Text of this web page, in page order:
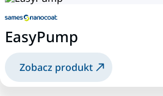
EasyPump
Zobacz produkt